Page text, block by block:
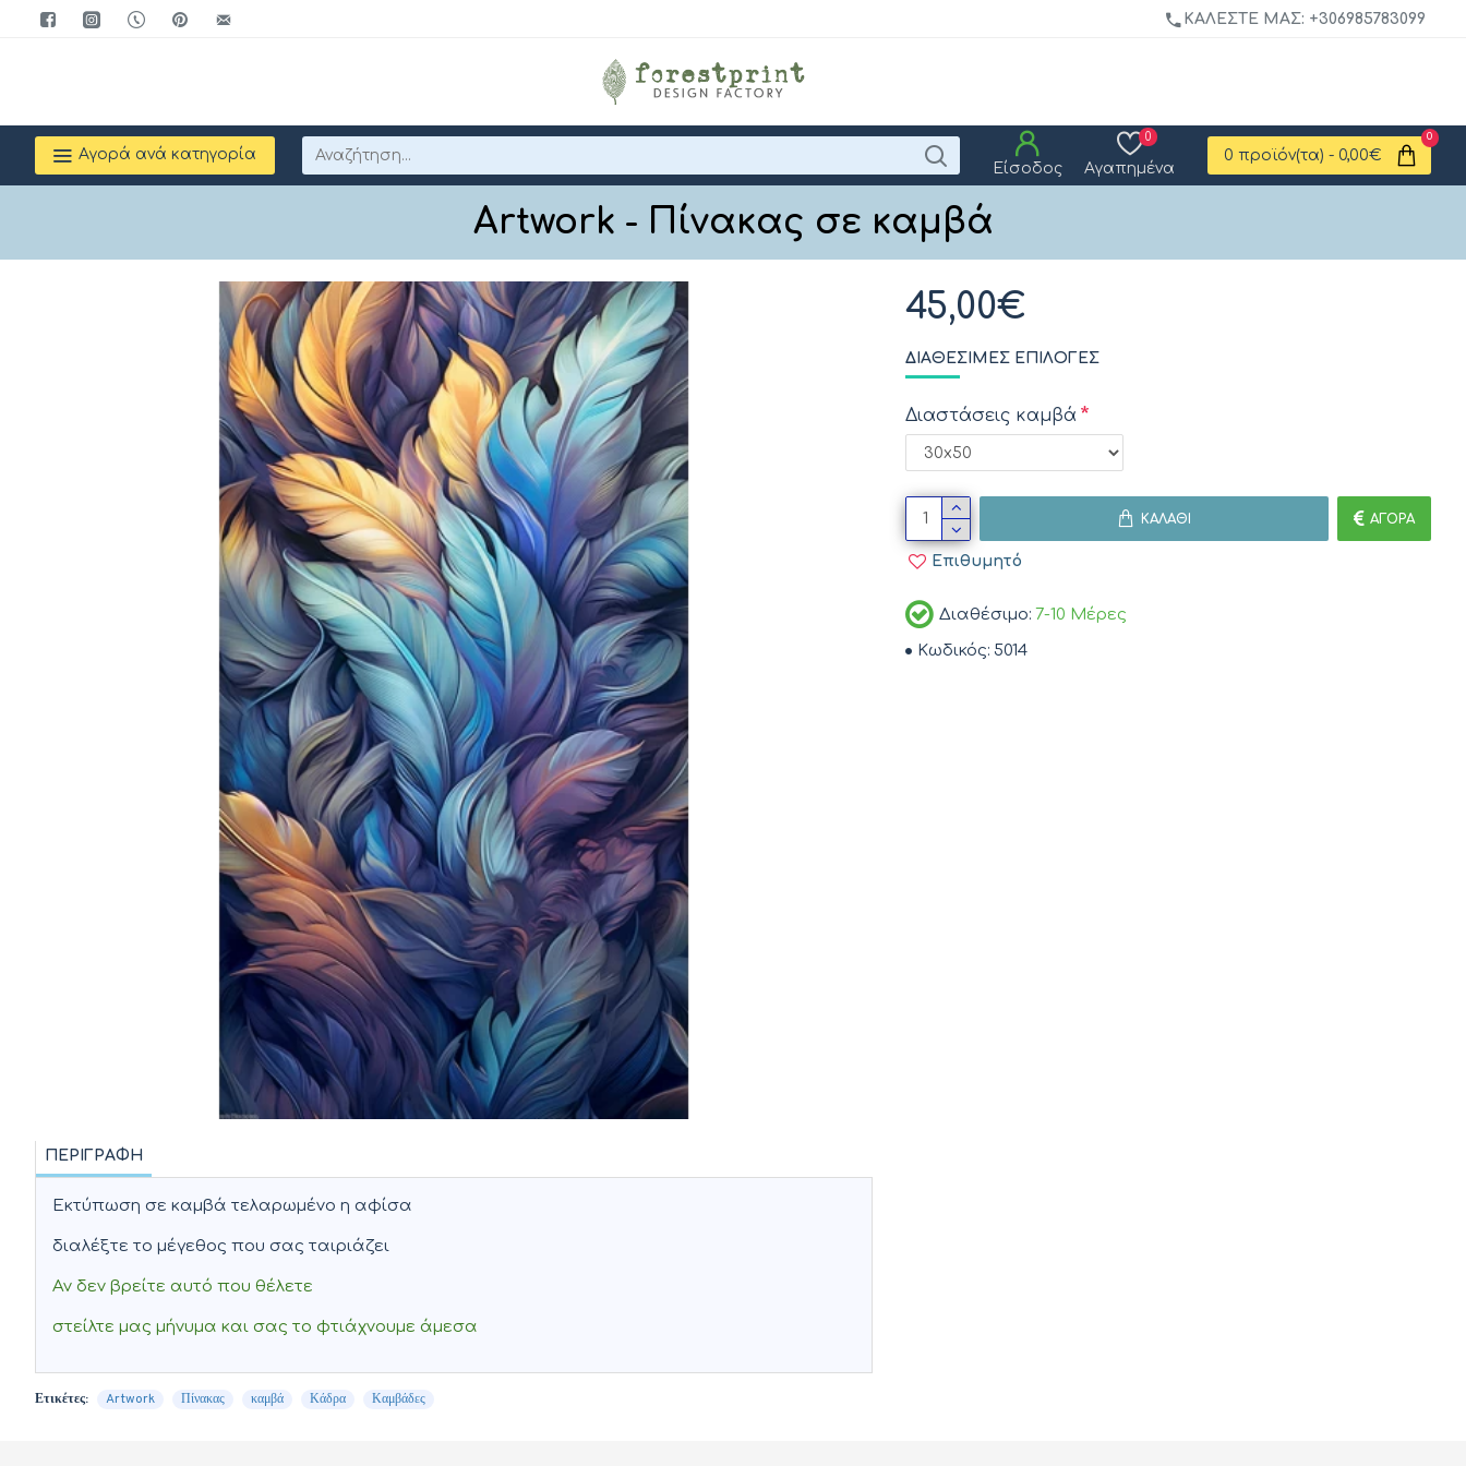
ΚΑΛΈΣΤΕ ΜΑΣ: +306985783099
Αγορά ανά κατηγορία
Είσοδος
Αγαπημένα
0
0 προϊόν(τα) - 0,00€
0
Artwork - Πίνακας σε καμβά
ΠΕΡΙΓΡΑΦΉ
Εκτύπωση σε καμβά τελαρωμένο η αφίσα
διαλέξτε το μέγεθος που σας ταιριάζει
Αν δεν βρείτε αυτό που θέλετε
στείλτε μας μήνυμα και σας το φτιάχνουμε άμεσα
Διαθέσιμο: 7-10 Μέρες
Κωδικός: 5014
45,00€
ΔΙΑΘΈΣΙΜΕΣ ΕΠΙΛΟΓΈΣ
Διαστάσεις καμβά
ΚΑΛΆΘΙ ΑΓΟΡΆ
Επιθυμητό
Ετικέτες: Artwork Πίνακας καμβά Κάδρα Καμβάδες